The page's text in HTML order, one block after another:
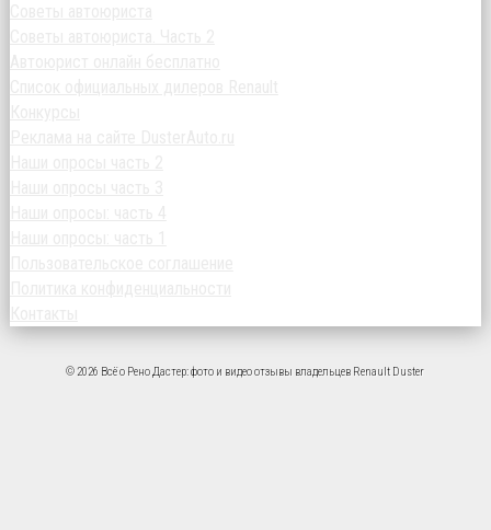
© 2026 Всё о Рено Дастер: фото и видео отзывы владельцев Renault Duster